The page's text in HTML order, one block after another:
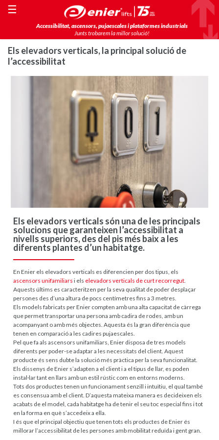
Accessibilitat, ascensors, pujaescales i plataformes industrials
Junts trobarem la millor solució!
☰
Els elevadors verticals, la principal solució de
l’accessibilitat
Els elevadors verticals són una de les principals
solucions que garanteixen l’accessibilitat a
nivells superiors, des del pis més baix a les
diferents plantes d’un habitatge.
En Enier els elevadors verticals es diferencien per dos tipus, els
ascensors unifamiliars i els elevadors verticals de curt recorregut
Aquests últims es caracteritzen per la seva qualitat de poder desplaçar
persones des d’una altura de pocs centímetres fins a 3 metres.
Els models fabricats per Enier compten amb una alta capacitat de càrrega
que permet transportar una persona amb cadira de rodes, amb un
acompanyant o amb més objectes. Aquesta és la gran diferència que
tenen en comparació a les cadires pujaescales.
Pel que fa als ascensors unifamiliars, Enier disposa de tres models
diferents per poder-se adaptar a les necessitats del client. Aquest
producte és sens dubte la solució més pràctica per la seva funcionalitat.
Els dissenys de Enier s’adapten a el client i a el tipus de llar, es poden
instal·lar tant en llars amb un estil rústic com en entorns moderns.
Tots dos productes tenen un funcionament senzill i intuïtiu, el qual també
es consensua amb el client. D’aquesta mateixa manera es decideixen els
acabats de el model, cada habitatge ha de tenir el seu toc especial fins i tot
en la forma en què s’accedeix a ella.
I és que el principal objectiu que tenen tots els productes de Enier és
millorar l’accessibilitat de les persones amb mobilitat reduïda i gent gran.